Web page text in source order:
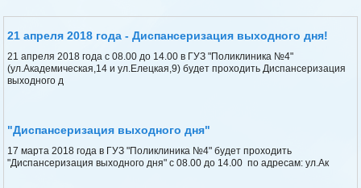
21 апреля 2018 года - Диспансеризация выходного дня!
21 апреля 2018 года с 08.00 до 14.00 в ГУЗ "Поликлиника №4"
(ул.Академическая,14 и ул.Елецкая,9) будет проходить Диспансеризация
выходного д
"Диспансеризация выходного дня"
17 марта 2018 года в ГУЗ "Поликлиника №4" будет проходить
"Диспансеризация выходного дня" с 08.00 до 14.00 по адресам: ул.Ак